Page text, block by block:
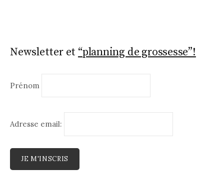
Newsletter et “planning de grossesse”!
Prénom
Adresse email: